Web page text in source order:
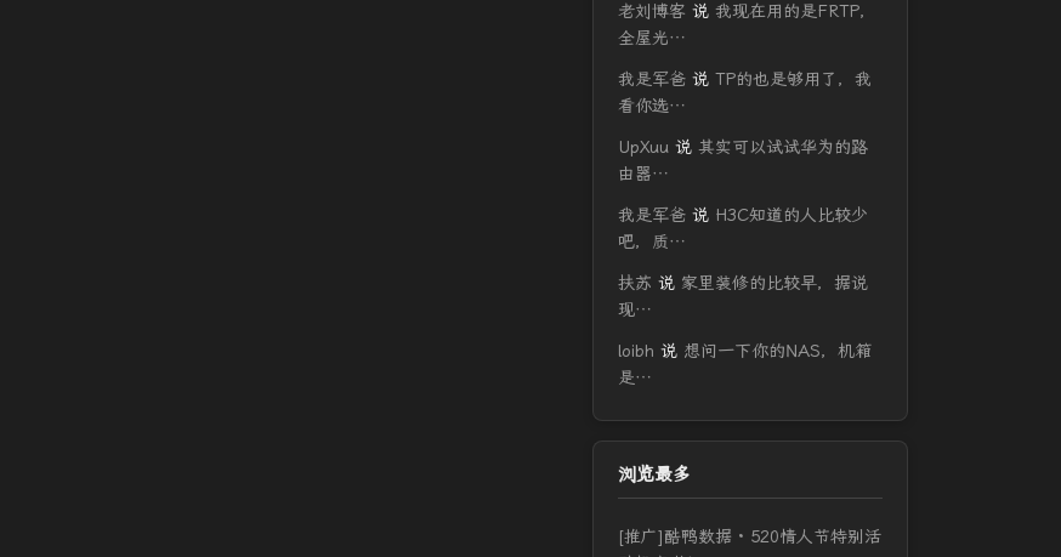
老刘博客 说 我现在用的是FRTP，
全屋光…
我是军爸 说 TP的也是够用了，我
看你选…
UpXuu 说 其实可以试试华为的路
由器…
我是军爸 说 H3C知道的人比较少
吧，质…
扶苏 说 家里装修的比较早，据说
现…
loibh 说 想问一下你的NAS，机箱
是…
浏览最多
[推广]酷鸭数据 · 520情人节特别活